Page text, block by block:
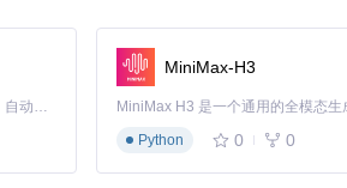
Claude Code 的开源替代方案。连接任意大模型，编辑代码，运行命令，自动验证 — 全自动执行。用 Rust 构建，极致性能。 ｜ An open-source alternative to Claude Code. Connect any LLM, edit code, run commands, and verify changes — autonomously. Built in Rust for speed. Get Started
MiniMax-H3
Python
0 0